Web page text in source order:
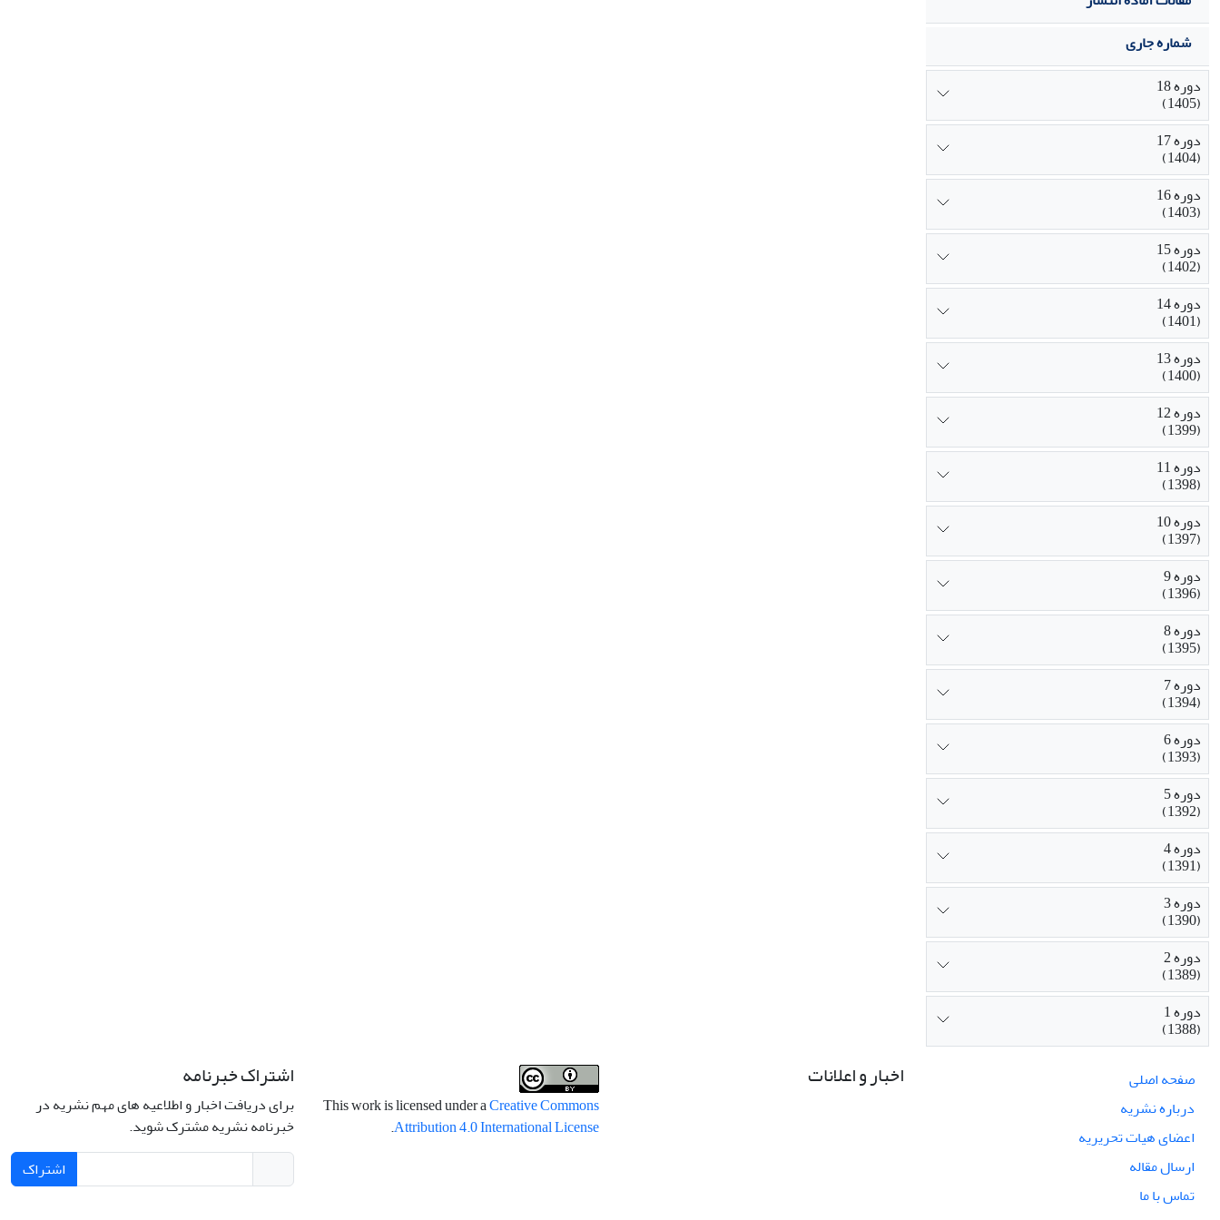
شماره جاری
دوره 18
(1405)
دوره 17
(1404)
دوره 16
(1403)
دوره 15
(1402)
دوره 14
(1401)
دوره 13
(1400)
دوره 12
(1399)
دوره 11
(1398)
دوره 10
(1397)
دوره 9
(1396)
دوره 8
(1395)
دوره 7
(1394)
دوره 6
(1393)
دوره 5
(1392)
دوره 4
(1391)
دوره 3
(1390)
دوره 2
(1389)
دوره 1
(1388)
صفحه اصلی
درباره نشریه
اعضای هیات تحریریه
ارسال مقاله
تماس با ما
اخبار و اعلانات
This work is licensed under aCreative Commons
Attribution 4.0 International License
.
اشتراک خبرنامه
برای دریافت اخبار و اطلاعیه های مهم نشریه در
خبرنامه نشریه مشترک شوید.
اشتراک